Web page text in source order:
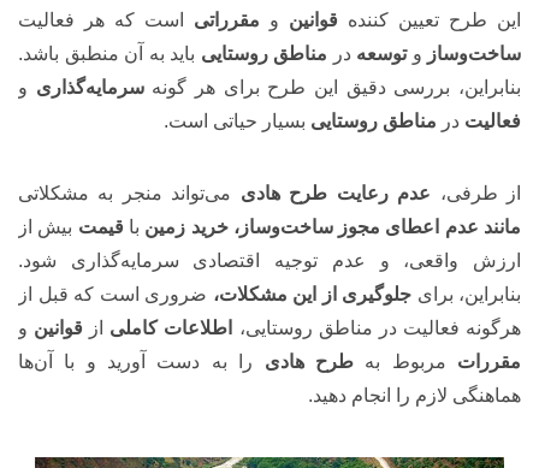
این طرح تعیین کننده قوانین و مقرراتی است که هر فعالیت
ساخت‌وساز وتوسعه در مناطق روستایی باید به آن منطبق باشد.
بنابراین، بررسی دقیق این طرح برای هر گونهسرمایه‌گذاری و
فعالیت در مناطق روستایی بسیار حیاتی است.
از طرفی، عدم رعایت طرح هادی می‌تواند منجر به مشکلاتی
مانند عدم اعطای مجوز ساخت‌وساز، خرید زمین با قیمت بیش از
ارزش واقعی، و عدم توجیه اقتصادی سرمایه‌گذاری شود.
بنابراین، برای جلوگیری از این مشکلات، ضروری است که قبل از
هرگونه فعالیت در مناطق روستایی،
اطلاعات کاملی از قوانین و
مقررات مربوط بهطرح هادی را به دست آورید و با آن‌ها
هماهنگی لازم را انجام دهید.